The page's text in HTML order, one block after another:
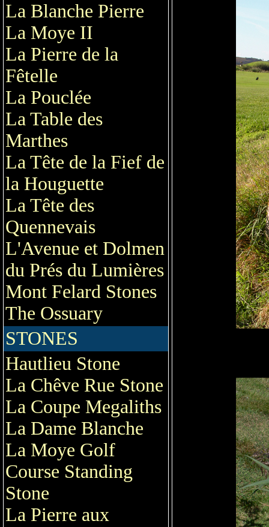
La Blanche Pierre
La Moye II
La Pierre de la
Fêtelle
La Pouclée
La Table des
Marthes
La Tête de la Fief de
la Houguette
La Tête des
Quennevais
L'Avenue et Dolmen
du Prés du Lumières
Mont Felard Stones
The Ossuary
STONES
Hautlieu Stone
La Chêve Rue Stone
La Coupe Megaliths
La Dame Blanche
La Moye Golf
Course Standing
Stone
La Pierre aux